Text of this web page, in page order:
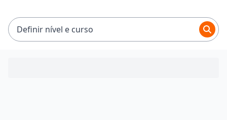
R$ 319,92.
Definir nível e curso